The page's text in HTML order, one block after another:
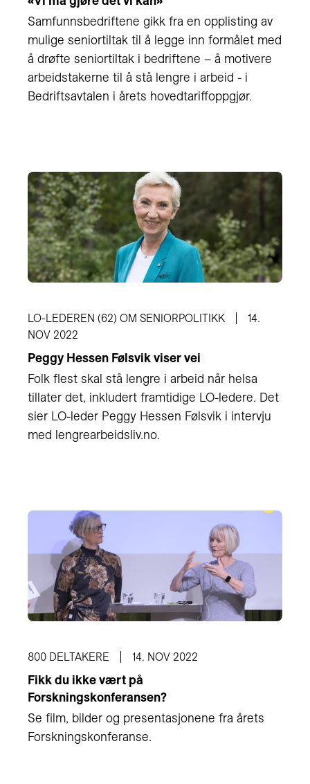
Samfunnsbedriftene gikk fra en opplisting av
mulige seniortiltak til å legge inn formålet med
å drøfte seniortiltak i bedriftene – å motivere
arbeidstakerne til å stå lengre i arbeid - i
Bedriftsavtalen i årets hovedtariffoppgjør.
LO-LEDEREN (62) OM SENIORPOLITIKK
14.
NOV 2022
Peggy Hessen Følsvik viser vei
Folk flest skal stå lengre i arbeid når helsa
tillater det, inkludert framtidige LO-ledere. Det
sier LO-leder Peggy Hessen Følsvik i intervju
med lengrearbeidsliv.no.
800 DELTAKERE 14. NOV 2022
Fikk du ikke vært på
Forskningskonferansen?
Se film, bilder og presentasjonene fra årets
Forskningskonferanse.